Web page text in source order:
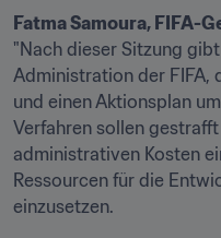
Fatma Samoura, FIFA-
"Nach dieser Sitzung
Administration der FIFA,
und einen Aktionsplan
Verfahren sollen
administrativen Kosten
Ressourcen für die
einzusetzen.